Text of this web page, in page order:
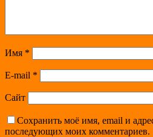
Имя *
E-mail *
Сайт
Сохранить моё имя, email и
последующих моих комментариев.